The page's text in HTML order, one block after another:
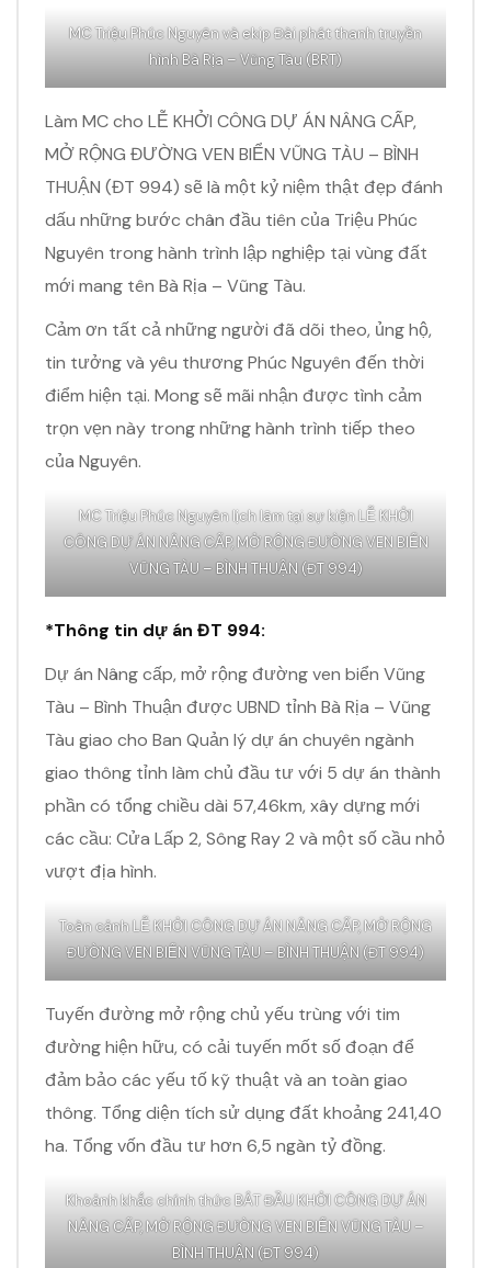
MC Triệu Phúc Nguyên và ekip Đài phát thanh truyền
hình Bà Rịa – Vũng Tàu (BRT)
Làm MC cho LỄ KHỞI CÔNG DỰ ÁN NÂNG CẤP,
MỞ RỘNG ĐƯỜNG VEN BIỂN VŨNG TÀU – BÌNH
THUẬN (ĐT 994) sẽ là một kỷ niệm thật đẹp đánh
dấu những bước chân đầu tiên của Triệu Phúc
Nguyên trong hành trình lập nghiệp tại vùng đất
mới mang tên Bà Rịa – Vũng Tàu.
Cảm ơn tất cả những người đã dõi theo, ủng hộ,
tin tưởng và yêu thương Phúc Nguyên đến thời
điểm hiện tại. Mong sẽ mãi nhận được tình cảm
trọn vẹn này trong những hành trình tiếp theo
của Nguyên.
MC Triệu Phúc Nguyên lịch lãm tại sự kiện LỄ KHỞI
CÔNG DỰ ÁN NÂNG CẤP, MỞ RỘNG ĐƯỜNG VEN BIỂN
VŨNG TÀU – BÌNH THUẬN (ĐT 994)
*Thông tin dự án ĐT 994:
Dự án Nâng cấp, mở rộng đường ven biển Vũng
Tàu – Bình Thuận được UBND tỉnh Bà Rịa – Vũng
Tàu giao cho Ban Quản lý dự án chuyên ngành
giao thông tỉnh làm chủ đầu tư với 5 dự án thành
phần có tổng chiều dài 57,46km, xây dựng mới
các cầu: Cửa Lấp 2, Sông Ray 2 và một số cầu nhỏ
vượt địa hình.
Toàn cảnh LỄ KHỞI CÔNG DỰ ÁN NÂNG CẤP, MỞ RỘNG
ĐƯỜNG VEN BIỂN VŨNG TÀU – BÌNH THUẬN (ĐT 994)
Tuyến đường mở rộng chủ yếu trùng với tim
đường hiện hữu, có cải tuyến mốt số đoạn để
đảm bảo các yếu tố kỹ thuật và an toàn giao
thông. Tổng diện tích sử dụng đất khoảng 241,40
ha. Tổng vốn đầu tư hơn 6,5 ngàn tỷ đồng.
Khoảnh khắc chính thức BẮT ĐẦU KHỞI CÔNG DỰ ÁN
NÂNG CẤP, MỞ RỘNG ĐƯỜNG VEN BIỂN VŨNG TÀU –
BÌNH THUẬN (ĐT 994)